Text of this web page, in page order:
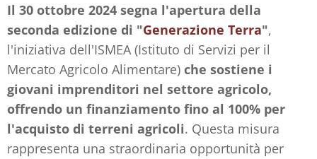
Il 30 ottobre 2024 segna l'apertura della
seconda edizione di "Generazione Terra",
l'iniziativa dell'ISMEA (Istituto di Servizi per il
Mercato Agricolo Alimentare) che sostiene i
giovani imprenditori nel settore agricolo,
offrendo un finanziamento fino al 100% per
l'acquisto di terreni agricoli. Questa misura
rappresenta una straordinaria opportunità per